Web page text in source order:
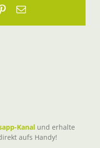
Pinterest
E-
Kanal und erhalte
aufs Handy!